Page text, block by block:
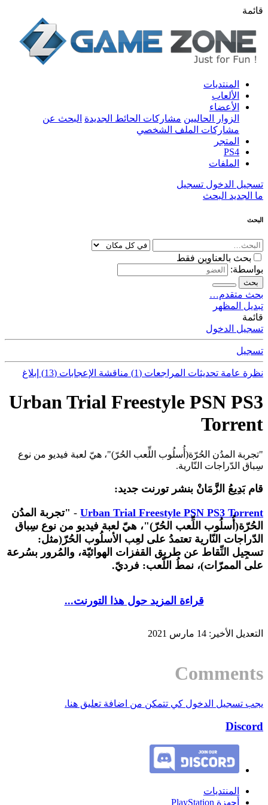
قائمة
المنتديات
الألعاب
الأعضاء
الزوار الحاليين مشاركات الحائط الجديدة البحث عن
مشاركات الملف الشخصي
المتجر
PS4
الملفات
تسجيل الدخول تسجيل
ما الجديد البحث
البحث
بحث بالعناوين فقط
بواسطة:
بحث
بحث متقدم…
تبديل المظهر
قائمة
تسجيل الدخول
تسجيل
نظرة عامة تحديثات المراجعات (1) مناقشة الإعجابات (13) إبلاغ
Urban Trial Freestyle PSN PS3
Torrent
"تجربة المدُن الحُرّة(أُسلُوب اللِّعب الحُرّ)"، هيّ لعبة فيديو من نوع
سِباق الدّراجات النّارية.
قام بَدِيعُ الزَّمَانْ بنشر تورنت جديد:
Urban Trial Freestyle PSN PS3 Torrent
- "تجربة المدُن
الحُرّة(أُسلُوب اللِّعب الحُرّ)"، هيّ لعبة فيديو من نوع سِباق
الدّراجات النّارية تعتمدُ على لعِب الأسلُوب الحُرّ(مثل:
تسجِيل النِّقاط عن طريق القفزات الهوائيّة، والمُرور بسُرعة
على الممرّات)، نمطُ اللّعب: فرديّ.
قراءة المزيد حول هذا التورنت...
التعديل الأخير: 14 مارس 2021
Comments
يجب تسجيل الدخول كي تتمكن من اضافة تعليق هنا.
Discord
المنتديات
أجهزة PlayStation